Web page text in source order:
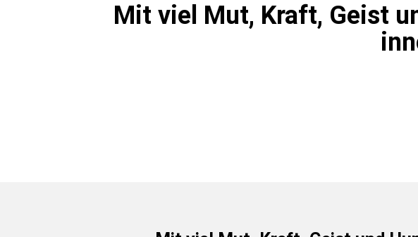
Mit viel Mut, Kraft, Geist